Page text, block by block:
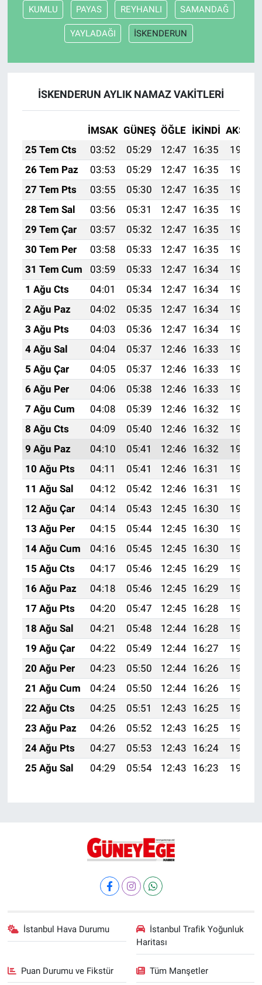
KUMLU PAYAS REYHANLI SAMANDAĞ
YAYLADAĞI İSKENDERUN
İSKENDERUN AYLIK NAMAZ VAKITLERI
İMSAK GÜNEŞ ÖĞLE İKINDI AKŞAM
25 Tem Cts
03:52 05:29 12:47 16:35
19:55
26 Tem Paz
03:53 05:29 12:47 16:35
19:54
27 Tem Pts
03:55 05:30 12:47 16:35
19:54
28 Tem Sal
03:56 05:31 12:47 16:35
19:53
29 Tem Çar
03:57 05:32 12:47 16:35
19:52
30 Tem Per
03:58 05:33 12:47 16:35
19:51
31 Tem Cum
03:59 05:33 12:47 16:34
19:50
1 Ağu Cts
04:01 05:34 12:47 16:34
19:49
2 Ağu Paz
04:02 05:35 12:47 16:34
19:48
3 Ağu Pts
04:03 05:36 12:47 16:34
19:47
4 Ağu Sal
04:04 05:37 12:46 16:33
19:46
5 Ağu Çar
04:05 05:37 12:46 16:33
19:45
6 Ağu Per
04:06 05:38 12:46 16:33
19:44
7 Ağu Cum
04:08 05:39 12:46 16:32
19:43
8 Ağu Cts
04:09 05:40 12:46 16:32
19:42
9 Ağu Paz
04:10 05:41 12:46 16:32
19:41
10 Ağu Pts
04:11 05:41 12:46 16:31
19:40
11 Ağu Sal
04:12 05:42 12:46 16:31
19:39
12 Ağu Çar
04:14 05:43 12:45 16:30
19:38
13 Ağu Per
04:15 05:44 12:45 16:30
19:37
14 Ağu Cum
04:16 05:45 12:45 16:30
19:36
15 Ağu Cts
04:17 05:46 12:45 16:29
19:34
16 Ağu Paz
04:18 05:46 12:45 16:29
19:33
17 Ağu Pts
04:20 05:47 12:45 16:28
19:32
18 Ağu Sal
04:21 05:48 12:44 16:28
19:31
19 Ağu Çar
04:22 05:49 12:44 16:27
19:29
20 Ağu Per
04:23 05:50 12:44 16:26
19:28
21 Ağu Cum
04:24 05:50 12:44 16:26
19:27
22 Ağu Cts
04:25 05:51 12:43 16:25
19:25
23 Ağu Paz
04:26 05:52 12:43 16:25
19:24
24 Ağu Pts
04:27 05:53 12:43 16:24
19:23
25 Ağu Sal
04:29 05:54 12:43 16:23 19:21
İstanbul Hava Durumu
İstanbul Trafik Yoğunluk
Haritası
Puan Durumu ve Fikstür Tüm Manşetler